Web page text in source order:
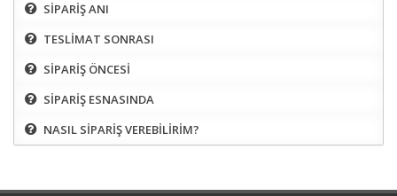
SİPARİŞ ANI
TESLİMAT SONRASI
SİPARİŞ ÖNCESİ
SİPARİŞ ESNASINDA
NASIL SİPARİŞ VEREBİLİRİM?